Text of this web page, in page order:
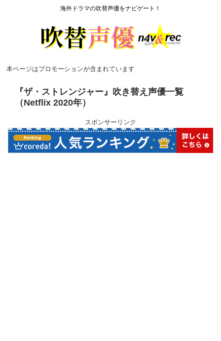
海外ドラマの吹替声優をナビゲート！
本ページはプロモーションが含まれています
『ザ・ストレンジャー』吹き替え声優一覧
（Netflix 2020年）
スポンサーリンク